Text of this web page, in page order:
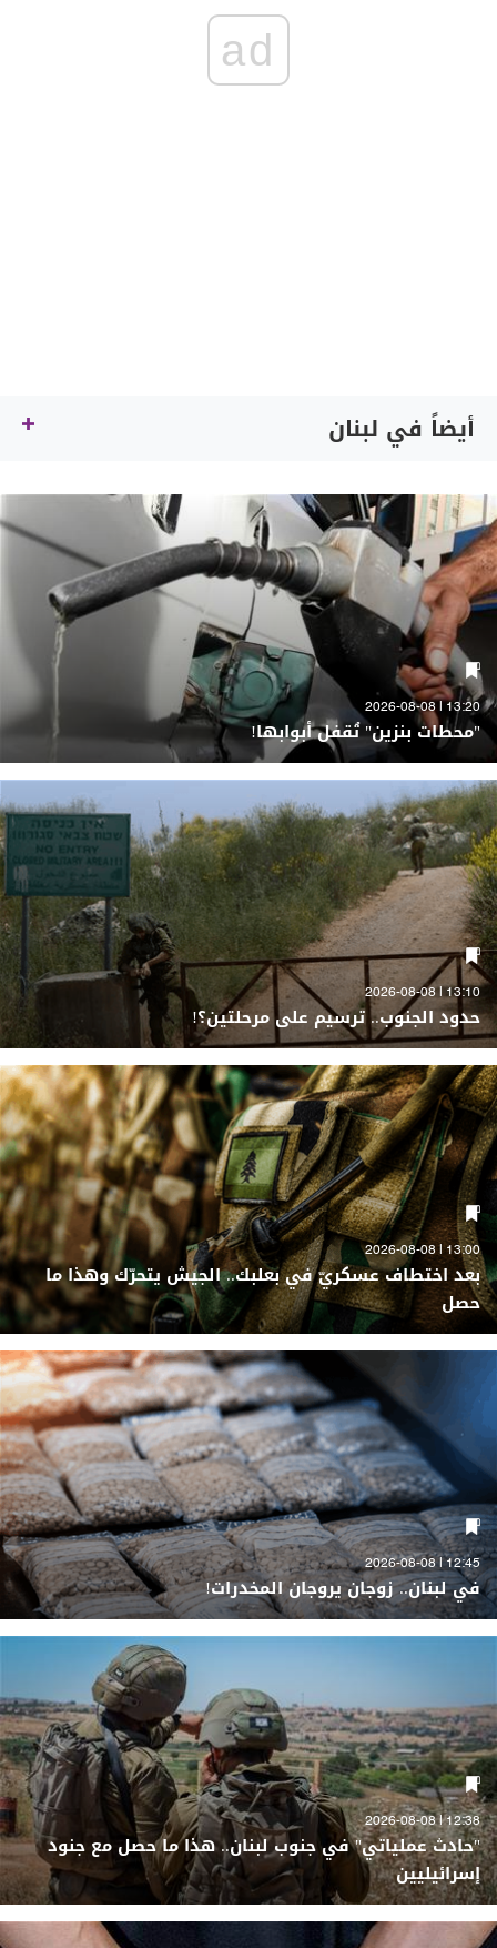
ad
أيضاً في لبنان
13:20 | 2026-08-08
"محطات بنزين" تُقفل أبوابها!
13:10 | 2026-08-08
حدود الجنوب.. ترسيم على مرحلتين؟!
13:00 | 2026-08-08
بعد اختطاف عسكريّ في بعلبك.. الجيش يتحرّك وهذا ما
حصل
12:45 | 2026-08-08
في لبنان.. زوجان يروجان المخدرات!
12:38 | 2026-08-08
"حادث عملياتي" في جنوب لبنان.. هذا ما حصل مع جنود
إسرائيليين